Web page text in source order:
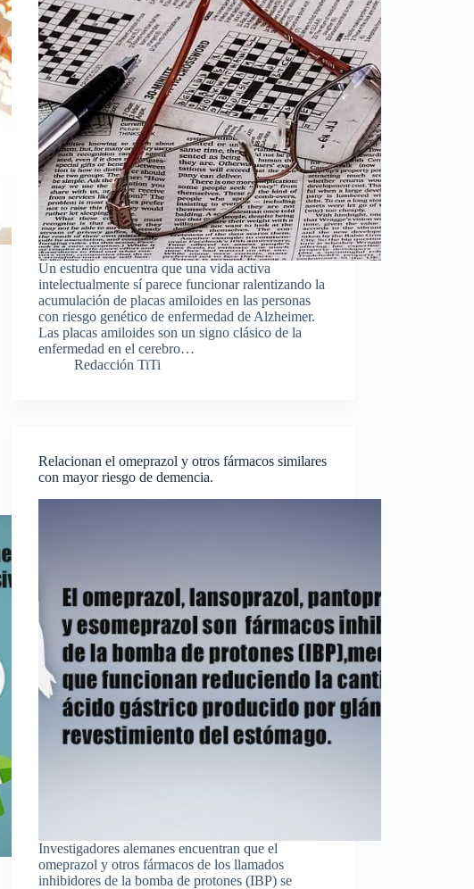
Un estudio encuentra que una vida activa
intelectualmente sí parece funcionar ralentizando la
acumulación de placas amiloides en las personas
con riesgo genético de enfermedad de Alzheimer.
Las placas amiloides son un signo clásico de la
enfermedad en el cerebro…
Redacción TiTi
Relacionan el omeprazol y otros fármacos similares
con mayor riesgo de demencia.
Investigadores alemanes encuentran que el
omeprazol y otros fármacos de los llamados
inhibidores de la bomba de protones (IBP) se